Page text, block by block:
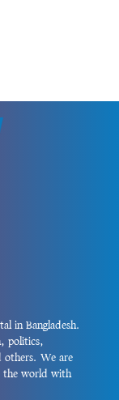
in Bangladesh.
politics,
We are
the world with